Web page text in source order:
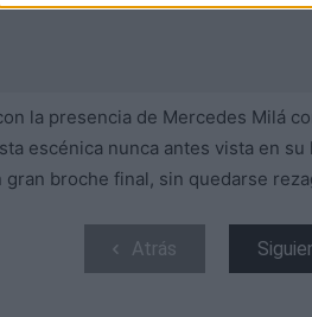
la presencia de Mercedes Milá
escénica nunca antes vista en
broche final, sin quedarse
Atrás